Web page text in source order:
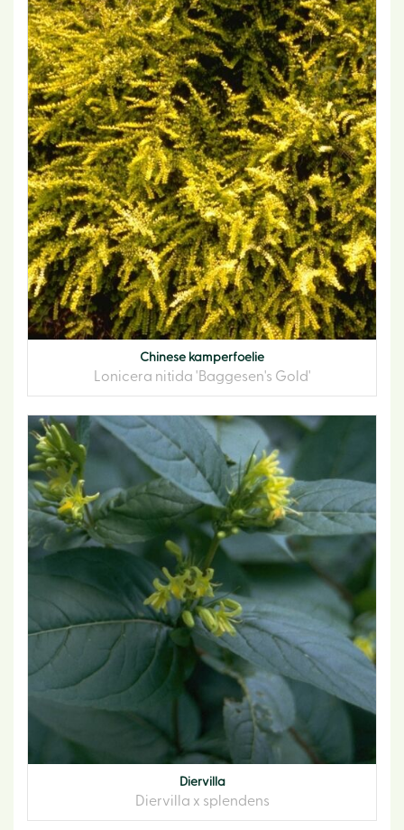
Chinese kamperfoelie
Lonicera nitida 'Baggesen's Gold'
Diervilla
Diervilla x splendens